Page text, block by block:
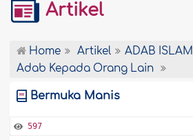
Artikel
Home Artikel
ADAB ISLAM
Adab Kepada Orang Lain
Bermuka Manis
597